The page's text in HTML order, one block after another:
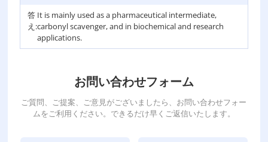
答
え:
It is mainly used as a pharmaceutical intermediate,
carbonyl scavenger, and in biochemical and research
applications.
お問い合わせフォーム
ご質問、ご提案、ご意見がございましたら、お問い合わせフォー
ムをご利用ください。できるだけ早くご返信いたします。